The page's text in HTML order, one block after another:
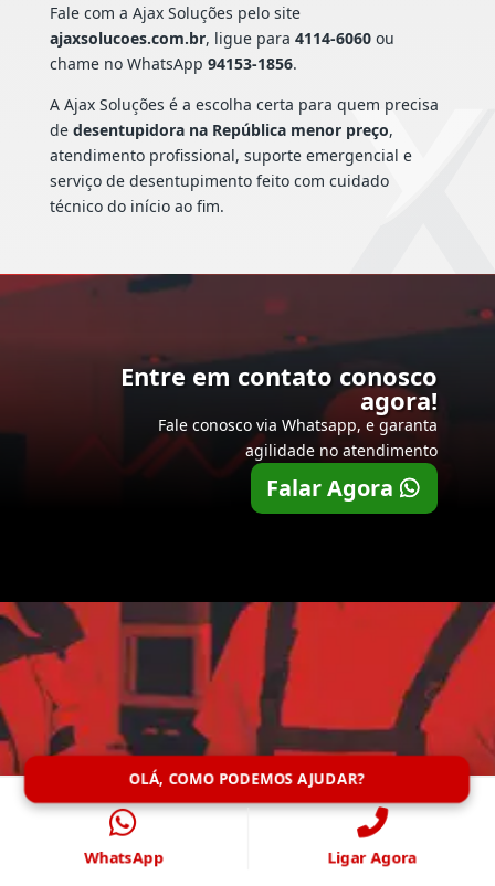
Fale com a Ajax Soluções pelo site
ajaxsolucoes.com.br, ligue para 4114-6060ou
chame no WhatsApp 94153-1856.
A Ajax Soluções é a escolha certa para quem precisa
de desentupidora na República menor preço,
atendimento profissional, suporte emergencial e
serviço de desentupimento feito com cuidado
técnico do início ao fim.
Entre em contato conosco
agora!
Fale conosco via Whatsapp, e garanta
agilidade no atendimento
Falar Agora
OLÁ, COMO PODEMOS AJUDAR?
WhatsApp Ligar Agora